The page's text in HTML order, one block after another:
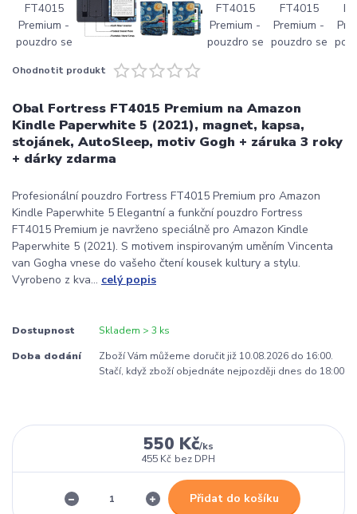
Ohodnotit produkt
Obal Fortress FT4015 Premium na Amazon
Kindle Paperwhite 5 (2021), magnet, kapsa,
stojánek, AutoSleep, motiv Gogh + záruka 3 roky
+ dárky zdarma
Profesionální pouzdro Fortress FT4015 Premium pro Amazon
Kindle Paperwhite 5 Elegantní a funkční pouzdro Fortress
FT4015 Premium je navrženo speciálně pro Amazon Kindle
Paperwhite 5 (2021). S motivem inspirovaným uměním Vincenta
van Gogha vnese do vašeho čtení kousek kultury a stylu.
Vyrobeno z kva... celý popis
Dostupnost Skladem > 3 ks
Doba dodání
Zboží Vám můžeme doručit již 10.08.2026 do 16:00.
Stačí, když zboží objednáte nejpozději dnes do 18:00
550 Kč/ks
455 Kč bez DPH
Přidat do košíku